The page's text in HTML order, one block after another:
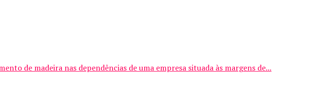
de madeira nas dependências de uma empresa situada às margens de...